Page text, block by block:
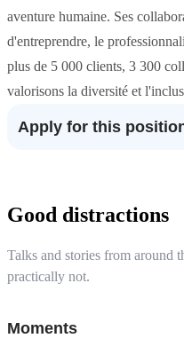
aventure humaine. Ses
d'entreprendre, le
plus de 5 000 clients, 3 300
valorisons la diversité et
Apply for this
Good distractions
Talks and stories from
practically not.
Moments